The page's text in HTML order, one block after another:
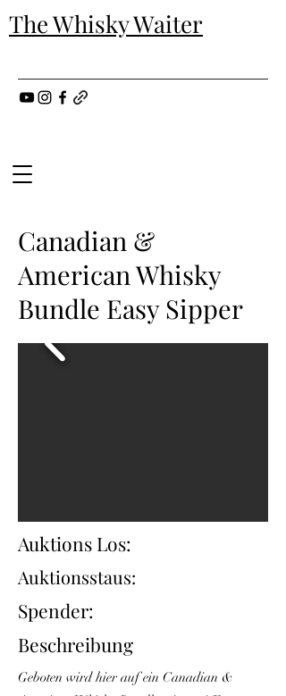
The Whisky Waiter
Canadian &
American Whisky
Bundle Easy Sipper
Auktions Los:
Auktionsstaus:
Spender:
Beschreibung
Geboten wird hier auf ein Canadian &